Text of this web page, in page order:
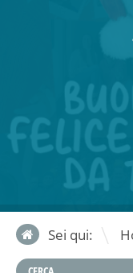
Sei qui: